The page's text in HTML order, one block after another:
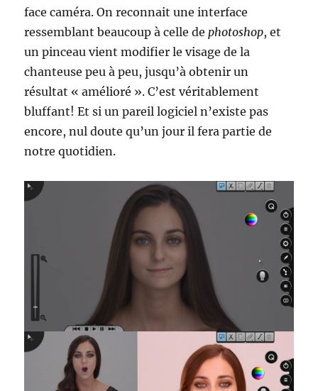
face caméra. On reconnait une interface
ressemblant beaucoup à celle de photoshop, et
un pinceau vient modifier le visage de la
chanteuse peu à peu, jusqu’à obtenir un
résultat « amélioré ». C’est véritablement
bluffant! Et si un pareil logiciel n’existe pas
encore, nul doute qu’un jour il fera partie de
notre quotidien.